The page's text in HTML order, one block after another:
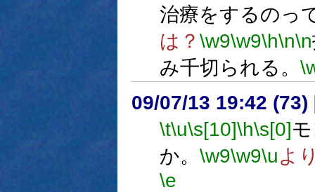
治療をするのっ
は？ \w9\w9\h\n\n
み千切られる。
09/07/13 19:42 (73)
\t\u\s[10]\h\s[0]
か。 \w9\w9\uよ
\e